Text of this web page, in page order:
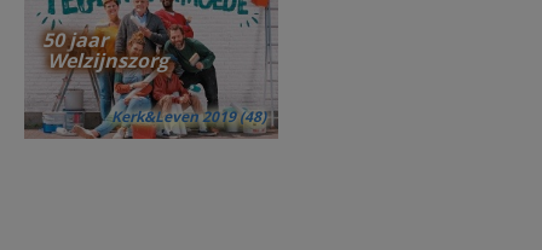
50 jaar
Welzijnszorg
Kerk&Leven 2019 (48)